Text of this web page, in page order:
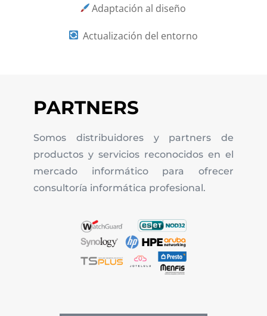
Adaptación al diseño
Actualización del entorno
PARTNERS
Somos distribuidores y partners de
productos y servicios reconocidos en el
mercado informático para ofrecer
consultoría informática profesional.